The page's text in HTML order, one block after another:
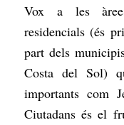
Vox a les
residencials (és
part dels
Costa del Sol)
importants com
Ciutadans és el